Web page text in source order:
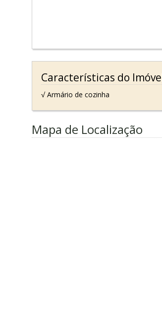
Características do
√ Armário de cozinha
Mapa de Localização